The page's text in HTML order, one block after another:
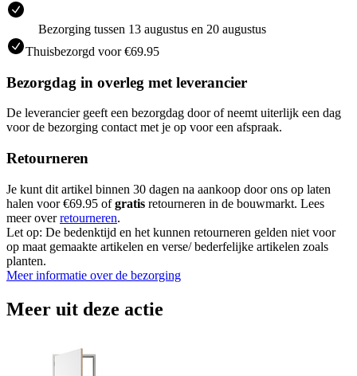
Bezorging tussen 13 augustus en 20 augustus
Thuisbezorgd voor €69.95
Bezorgdag in overleg met leverancier
De leverancier geeft een bezorgdag door of neemt uiterlijk een dag
voor de bezorging contact met je op voor een afspraak.
Retourneren
Je kunt dit artikel binnen 30 dagen na aankoop door ons op laten
halen voor €69.95 ofgratis retourneren in de bouwmarkt. Lees
meer overretourneren.
Let op: De bedenktijd en het kunnen retourneren gelden niet voor
op maat gemaakte artikelen en verse/ bederfelijke artikelen zoals
planten.
Meer informatie over de bezorging
Meer uit deze actie